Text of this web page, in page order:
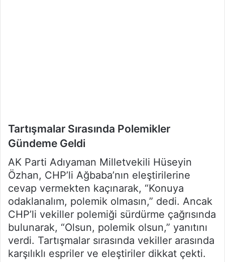
Tartışmalar Sırasında Polemikler
Gündeme Geldi
AK Parti Adıyaman Milletvekili Hüseyin
Özhan, CHP’li Ağbaba’nın eleştirilerine
cevap vermekten kaçınarak, “Konuya
odaklanalım, polemik olmasın,” dedi. Ancak
CHP’li vekiller polemiği sürdürme çağrısında
bulunarak, “Olsun, polemik olsun,” yanıtını
verdi. Tartışmalar sırasında vekiller arasında
karşılıklı espriler ve eleştiriler dikkat çekti.